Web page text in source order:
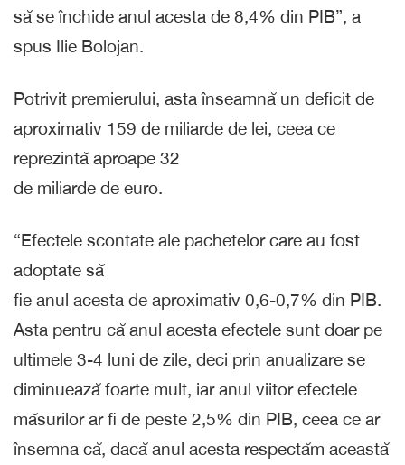
să se închide anul acesta de 8,4% din PIB”, a
spus Ilie Bolojan.
Potrivit premierului, asta înseamnă un deficit de
aproximativ 159 de miliarde de lei, ceea ce
reprezintă aproape 32
de miliarde de euro.
“Efectele scontate ale pachetelor care au fost
adoptate să
fie anul acesta de aproximativ 0,6-0,7% din PIB.
Asta pentru că anul acesta efectele sunt doar pe
ultimele 3-4 luni de zile, deci prin anualizare se
diminuează foarte mult, iar anul viitor efectele
măsurilor ar fi de peste 2,5% din PIB, ceea ce ar
însemna că, dacă anul acesta respectăm această